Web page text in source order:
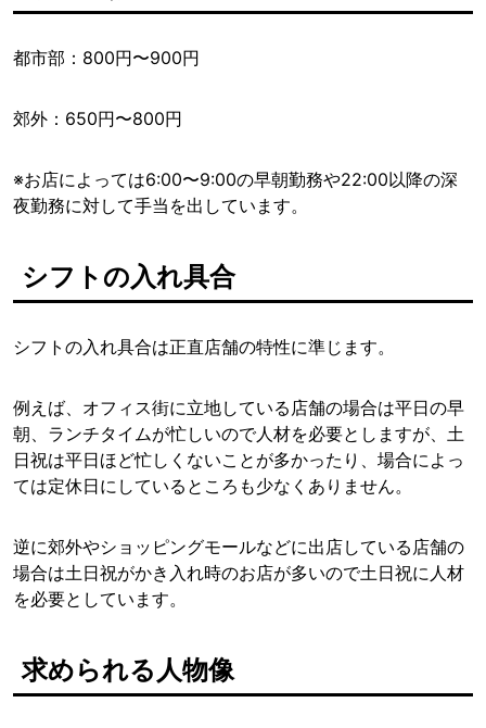
都市部：800円〜900円
郊外：650円〜800円
※お店によっては6:00〜9:00の早朝勤務や22:00以降の深
夜勤務に対して手当を出しています。
シフトの入れ具合
シフトの入れ具合は正直店舗の特性に準じます。
例えば、オフィス街に立地している店舗の場合は平日の早
朝、ランチタイムが忙しいので人材を必要としますが、土
日祝は平日ほど忙しくないことが多かったり、場合によっ
ては定休日にしているところも少なくありません。
逆に郊外やショッピングモールなどに出店している店舗の
場合は土日祝がかき入れ時のお店が多いので土日祝に人材
を必要としています。
求められる人物像